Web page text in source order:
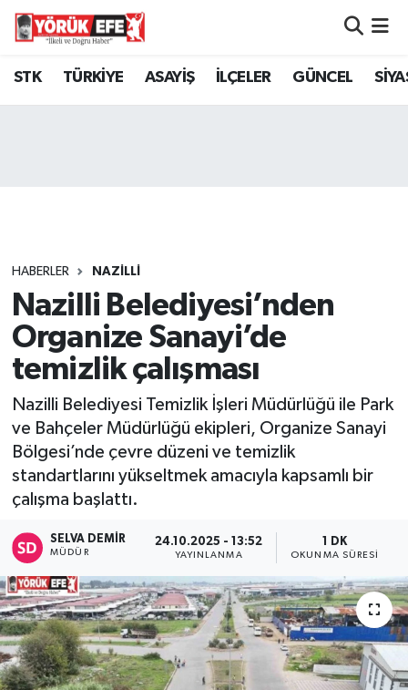
STK TÜRKİYE ASAYİŞ İLÇELER GÜNCEL
HABERLER NAZİLLİ
Nazilli Belediyesi’nden
Organize Sanayi’de
temizlik çalışması
Nazilli Belediyesi Temizlik İşleri Müdürlüğü ile Park
ve Bahçeler Müdürlüğü ekipleri, Organize Sanayi
Bölgesi’nde çevre düzeni ve temizlik
standartlarını yükseltmek amacıyla kapsamlı bir
çalışma başlattı.
SELVA DEMIR
MÜDÜR
24.10.2025 - 13:52
YAYINLANMA
1 DK
OKUNMA SÜRESI
Aydın Nöbetçi Eczaneler
Tüm Manşetler
Son Dakika Haberleri
Haber Arşivi